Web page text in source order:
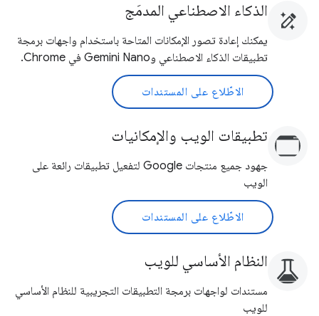
الذكاء الاصطناعي المدمَج
يمكنك إعادة تصور الإمكانات المتاحة باستخدام واجهات برمجة
تطبيقات الذكاء الاصطناعي وGemini Nano في Chrome.
الاطّلاع على المستندات
تطبيقات الويب والإمكانيات
جهود جميع منتجات Google لتفعيل تطبيقات رائعة على
الويب
الاطّلاع على المستندات
النظام الأساسي للويب
مستندات لواجهات برمجة التطبيقات التجريبية للنظام الأساسي
للويب